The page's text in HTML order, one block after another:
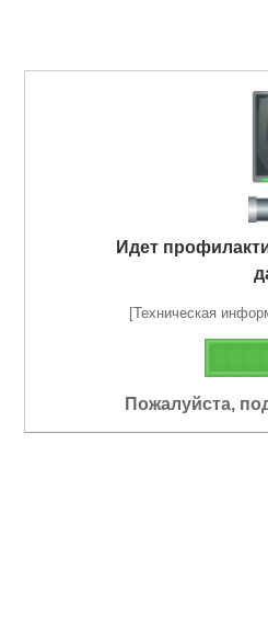
Идет
[Техническая
Пожалуйста,